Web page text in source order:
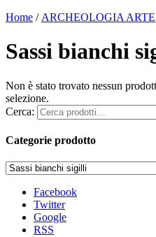
Home / ARCHEOLOGIA ARTE
Sassi bianchi
Non è stato trovato nessun
selezione.
Cerca:
Categorie prodotto
Facebook
Twitter
Google
RSS